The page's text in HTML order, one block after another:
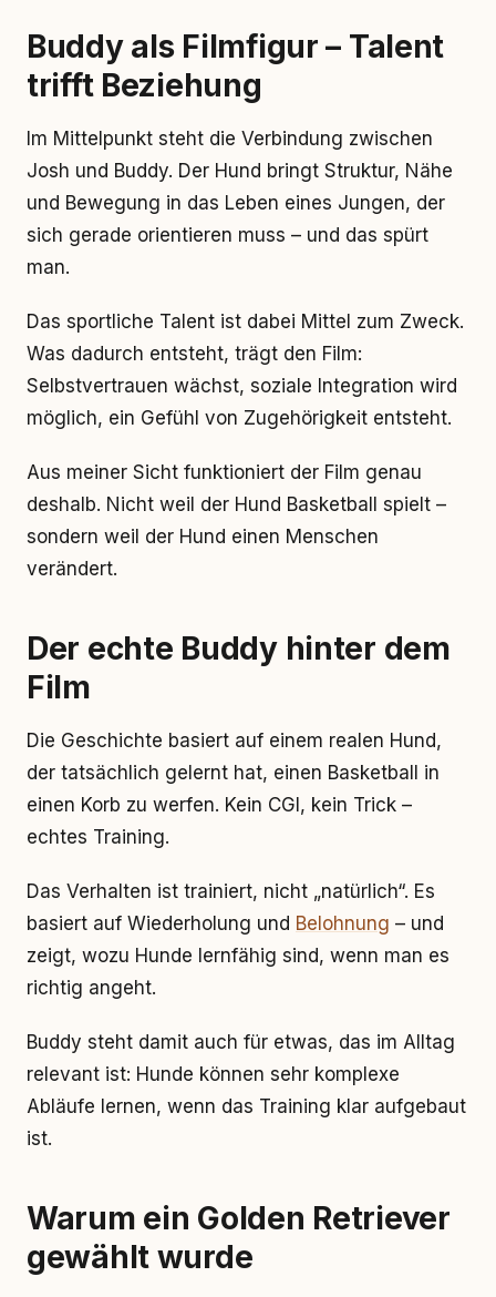
Buddy als Filmfigur – Talent
trifft Beziehung
Im Mittelpunkt steht die Verbindung zwischen
Josh und Buddy. Der Hund bringt Struktur, Nähe
und Bewegung in das Leben eines Jungen, der
sich gerade orientieren muss – und das spürt
man.
Das sportliche Talent ist dabei Mittel zum Zweck.
Was dadurch entsteht, trägt den Film:
Selbstvertrauen wächst, soziale Integration wird
möglich, ein Gefühl von Zugehörigkeit entsteht.
Aus meiner Sicht funktioniert der Film genau
deshalb. Nicht weil der Hund Basketball spielt –
sondern weil der Hund einen Menschen
verändert.
Der echte Buddy hinter dem
Film
Die Geschichte basiert auf einem realen Hund,
der tatsächlich gelernt hat, einen Basketball in
einen Korb zu werfen. Kein CGI, kein Trick –
echtes Training.
Das Verhalten ist trainiert, nicht „natürlich“. Es
basiert auf Wiederholung und Belohnung – und
zeigt, wozu Hunde lernfähig sind, wenn man es
richtig angeht.
Buddy steht damit auch für etwas, das im Alltag
relevant ist: Hunde können sehr komplexe
Abläufe lernen, wenn das Training klar aufgebaut
ist.
Warum ein Golden Retriever
gewählt wurde